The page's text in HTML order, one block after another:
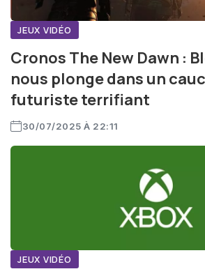
JEUX VIDÉO
Cronos The New Dawn :
nous plonge dans un
futuriste terrifiant
30/07/2025 À 22:11
JEUX VIDÉO